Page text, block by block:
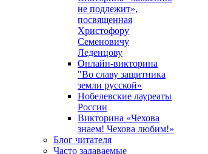
не подлежит»,
посвященная
Христофору
Семеновичу
Леденцову
Онлайн-викторина
"Во славу защитника
земли русской»
Нобелевские лауреаты
России
Викторина «Чехова
знаем! Чехова любим!»
Блог читателя
Часто задаваемые